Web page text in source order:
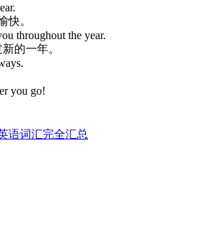
快。
throughout the year.
的一年。
you go!
语词汇完全汇总